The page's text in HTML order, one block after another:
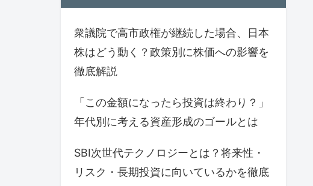
衆議院で高市政権が継続した場合、日本
株はどう動く？政策別に株価への影響を
徹底解説
「この金額になったら投資は終わり？」
年代別に考える資産形成のゴールとは
SBI次世代テクノロジーとは？将来性・
リスク・長期投資に向いているかを徹底